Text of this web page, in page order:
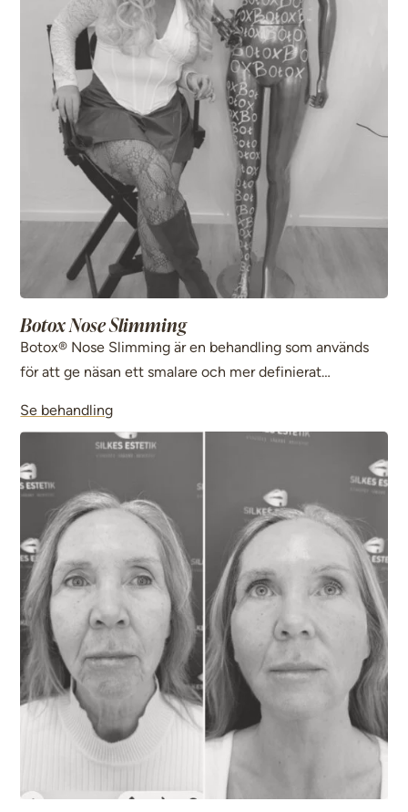
Botox Nose Slimming
Botox® Nose Slimming är en behandling som används
för att ge näsan ett smalare och mer definierat
man skapa en mer balanserad och harmonisk profil.
Se behandling